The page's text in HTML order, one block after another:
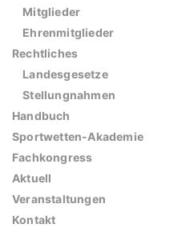
Mitglieder
Ehrenmitglieder
Rechtliches
Landesgesetze
Stellungnahmen
Handbuch
Sportwetten-Akademie
Fachkongress
Aktuell
Veranstaltungen
Kontakt